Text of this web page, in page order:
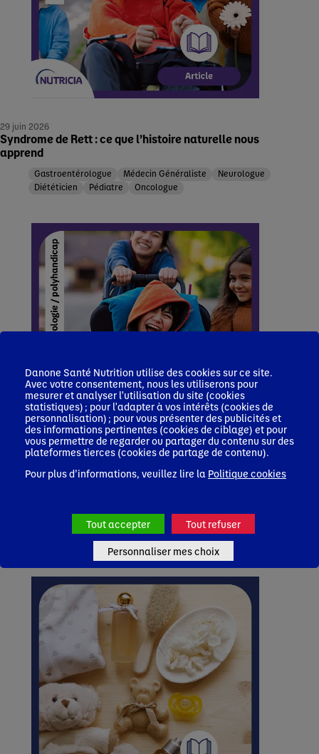
29 juin 2026
Syndrome de Rett : ce que l’histoire naturelle nous
apprend
Gastroentérologue Médecin Généraliste
Neurologue
Diététicien
Pédiatre Oncologue
29 juin 2026
Gastroentérologue Médecin Généraliste
Neurologue
Pédiatre Oncologue
Danone Santé Nutrition utilise des cookies sur ce site.
Avec votre consentement, nous les utiliserons pour
mesurer et analyser l'utilisation du site (cookies
statistiques) ; pour l'adapter à vos intérêts (cookies de
personnalisation) ; pour vous présenter des publicités et
des informations pertinentes (cookies de ciblage) et pour
vous permettre de regarder ou partager du contenu sur des
plateformes tierces (cookies de partage de contenu).
Pour plus d’informations, veuillez lire la Politique cookies
Tout accepter Tout refuser
Personnaliser mes choix